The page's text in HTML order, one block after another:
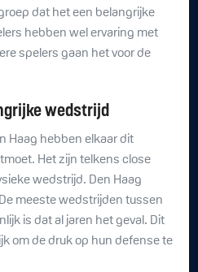
dat het een belangrijke
hebben wel ervaring met
spelers gaan het voor de
wedstrijd
Haag hebben elkaar dit
Het zijn telkens close
wedstrijd. Den Haag
meeste wedstrijden tussen
is dat al jaren het geval. Dit
om de druk op hun defense te